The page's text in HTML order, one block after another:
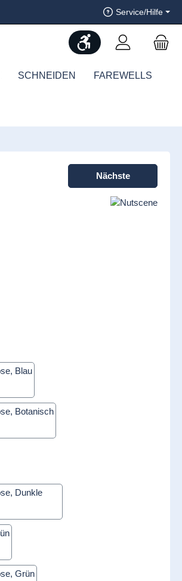
Service/Hilfe
Werkzeugleiste
SCHNEIDEN FAREWELLS
Nächste